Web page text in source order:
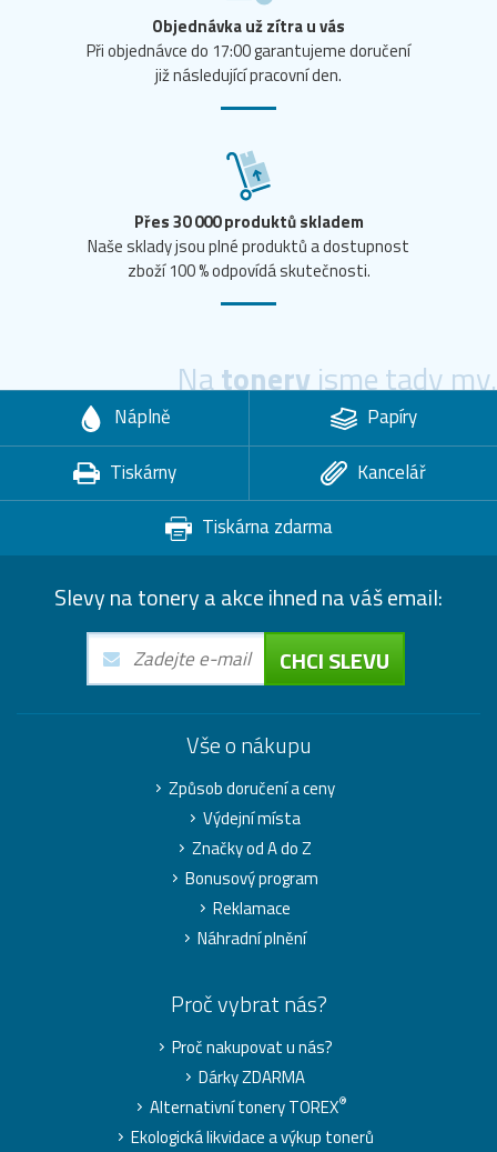
Objednávka už zítra u vás
Při objednávce do 17:00 garantujeme doručení
již následující pracovní den.
Přes 30 000 produktů skladem
Naše sklady jsou plné produktů a dostupnost
zboží 100 % odpovídá skutečnosti.
Natoneryjsme tady my.
Náplně
Papíry
Tiskárny
Kancelář
Tiskárna zdarma
Slevy na tonery a akce ihned na váš email:
CHCI SLEVU
Vše o nákupu
Způsob doručení a ceny
Výdejní místa
Značky od A do Z
Bonusový program
Reklamace
Náhradní plnění
Proč vybrat nás?
Proč nakupovat u nás?
Dárky ZDARMA
Alternativní tonery TOREX®
Ekologická likvidace a výkup tonerů